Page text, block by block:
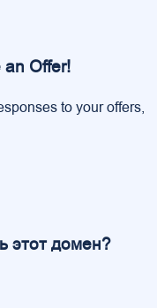
Offer!
to your offers,
этот домен?